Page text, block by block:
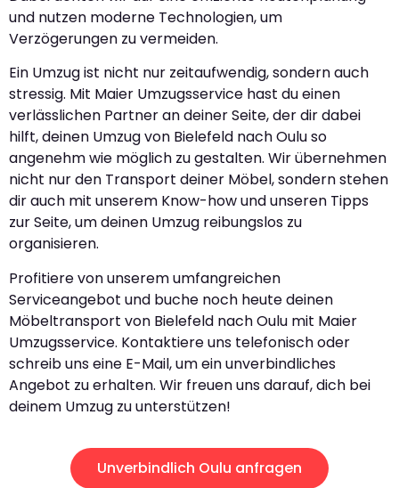
und nutzen moderne Technologien, um
Verzögerungen zu vermeiden.
Ein Umzug ist nicht nur zeitaufwendig, sondern auch
stressig. Mit Maier Umzugsservice hast du einen
verlässlichen Partner an deiner Seite, der dir dabei
hilft, deinen Umzug von Bielefeld nach Oulu so
angenehm wie möglich zu gestalten. Wir übernehmen
nicht nur den Transport deiner Möbel, sondern stehen
dir auch mit unserem Know-how und unseren Tipps
zur Seite, um deinen Umzug reibungslos zu
organisieren.
Profitiere von unserem umfangreichen
Serviceangebot und buche noch heute deinen
Möbeltransport von Bielefeld nach Oulu mit Maier
Umzugsservice. Kontaktiere uns telefonisch oder
schreib uns eine E-Mail, um ein unverbindliches
Angebot zu erhalten. Wir freuen uns darauf, dich bei
deinem Umzug zu unterstützen!
Unverbindlich Oulu anfragen